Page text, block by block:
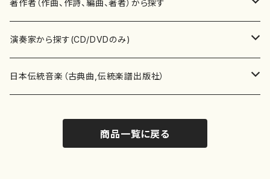
書籍
書籍
テキストブック
CD・DVD
チケット
邦楽器
箏・琴（ソロ）
箏・琴（合奏）
合唱
混声合唱
歌・声
洋楽器（弦楽器）
著作者（作曲、作詩、編曲、著者）から探す
あ行
青木省三(アオキ ショウゾウ)
か行
蔭山滸山(カゲヤマ キョザン)
斉藤松声(サイトウ ショウセイ)
演奏家から探す(CD/DVDのみ)
邦楽（箏、三味線、尺八等）演奏家
應和惠子（声楽・ソプラノ）
洋楽-鍵盤楽器（ピアノ、オルガン等）演奏家
日本伝統音楽（古典曲,伝統楽譜出版社）
宮城道雄（宮城宗家監修）
地歌箏曲（三絃古典楽譜）
商品一覧に戻る